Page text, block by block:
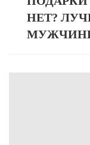
НЕТ?